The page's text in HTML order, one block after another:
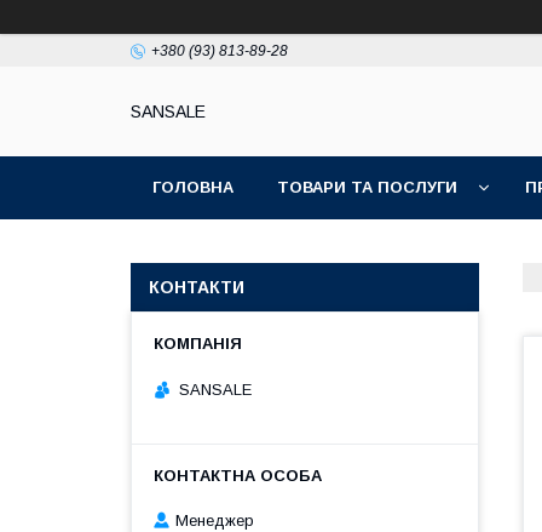
+380 (93) 813-89-28
SANSALE
ГОЛОВНА ТОВАРИ ТА ПОСЛУГИ
КОНТАКТИ
SANSALE
Менеджер